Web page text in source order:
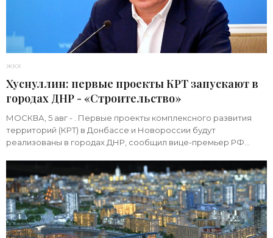
ЖКХ
Хуснуллин: первые проекты КРТ запускают в
городах ДНР - «Строительство»
МОСКВА, 5 авг - . Первые проекты комплексного развития
территорий (КРТ) в Донбассе и Новороссии будут
реализованы в городах ДНР, сообщил вице-премьер РФ